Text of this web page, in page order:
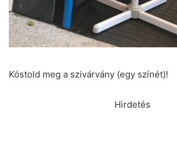
Kóstold meg a szivárvány (egy színét)!
Hirdetés